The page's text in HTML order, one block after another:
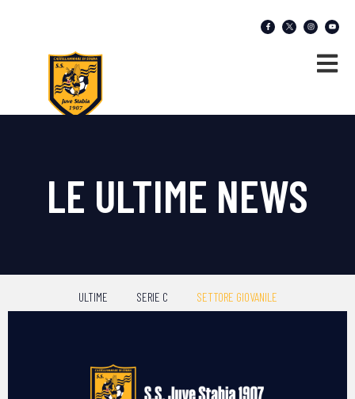
LE ULTIME NEWS
ULTIME SERIE C SETTORE GIOVANILE